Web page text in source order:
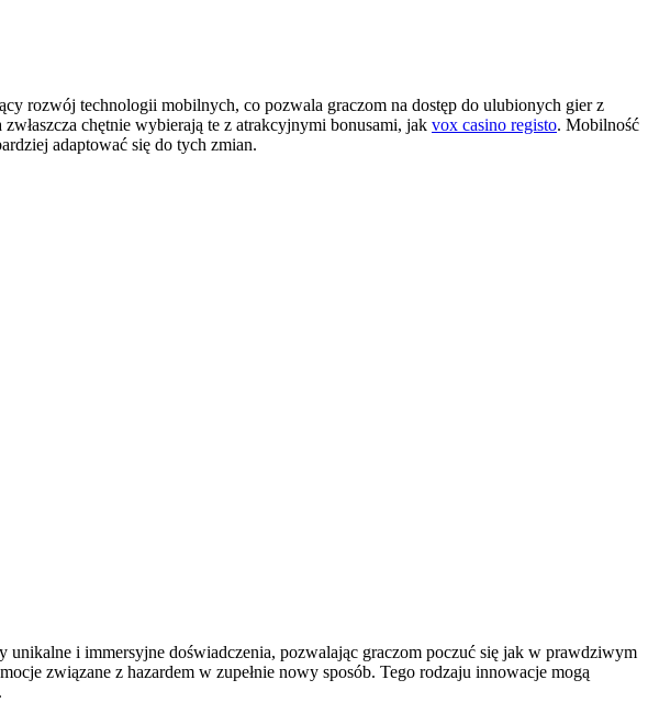
rozwój technologii mobilnych, co pozwala graczom na dostęp do ulubionych gier z
chętnie wybierają te z atrakcyjnymi bonusami, jak vox casino registo. Mobilność
adaptować się do tych zmian.
i immersyjne doświadczenia, pozwalając graczom poczuć się jak w prawdziwym
związane z hazardem w zupełnie nowy sposób. Tego rodzaju innowacje mogą